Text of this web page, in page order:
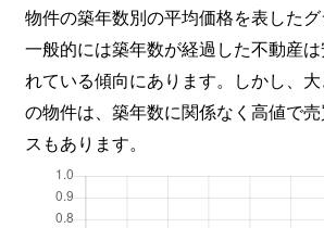
物件の築年数別の平均価格を表したグ
一般的には築年数が経過した不動産
れている傾向にあります。しかし、
の物件は、築年数に関係なく高値で
スもあります。